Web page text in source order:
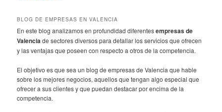
BLOG DE EMPRESAS EN VALENCIA
En este blog analizamos en profundidad diferentesempresas de
Valenciade sectores diversos para detallar los servicios que ofrecen
y las ventajas que poseen con respecto a otros de la competencia.
El objetivo es que sea un blog de empresas de Valencia que hable
sobre los mejores negocios, aquellos que tengan algo especial que
ofrecer a sus clientes y que puedan destacar por encima de la
competencia.